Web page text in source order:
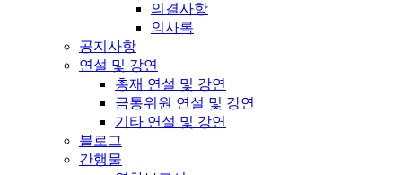
의결사항
의사록
공지사항
연설 및 강연
총재 연설 및 강연
금통위원 연설 및 강연
기타 연설 및 강연
블로그
간행물